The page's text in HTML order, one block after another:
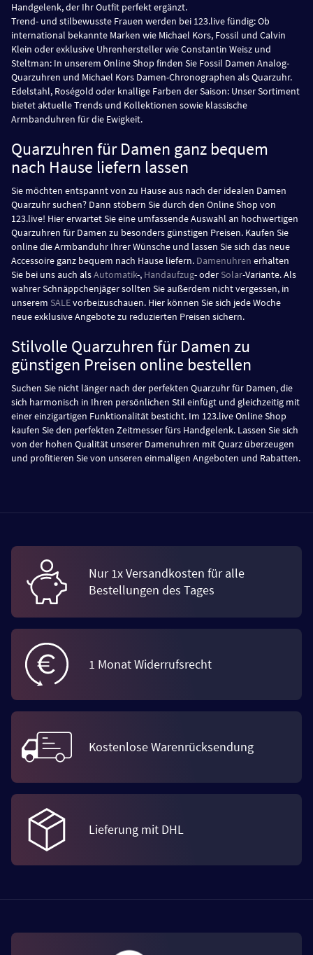
Handgelenk, der Ihr Outfit perfekt ergänzt.
Trend- und stilbewusste Frauen werden bei 123.live fündig: Ob
international bekannte Marken wie Michael Kors, Fossil und Calvin
Klein oder exklusive Uhrenhersteller wie Constantin Weisz und
Steltman: In unserem Online Shop finden Sie Fossil Damen Analog-
Quarzuhren und Michael Kors Damen-Chronographen als Quarzuhr.
Edelstahl, Roségold oder knallige Farben der Saison: Unser Sortiment
bietet aktuelle Trends und Kollektionen sowie klassische
Armbanduhren für die Ewigkeit.
Quarzuhren für Damen ganz bequem
nach Hause liefern lassen
Sie möchten entspannt von zu Hause aus nach der idealen Damen
Quarzuhr suchen? Dann stöbern Sie durch den Online Shop von
123.live! Hier erwartet Sie eine umfassende Auswahl an hochwertigen
Quarzuhren für Damen zu besonders günstigen Preisen. Kaufen Sie
online die Armbanduhr Ihrer Wünsche und lassen Sie sich das neue
Accessoire ganz bequem nach Hause liefern. Damenuhren erhalten
Sie bei uns auch alsAutomatik-, Handaufzug- oder Solar-Variante. Als
wahrer Schnäppchenjäger sollten Sie außerdem nicht vergessen, in
unserem SALEvorbeizuschauen. Hier können Sie sich jede Woche
neue exklusive Angebote zu reduzierten Preisen sichern.
Stilvolle Quarzuhren für Damen zu
günstigen Preisen online bestellen
Suchen Sie nicht länger nach der perfekten Quarzuhr für Damen, die
sich harmonisch in Ihren persönlichen Stil einfügt und gleichzeitig mit
einer einzigartigen Funktionalität besticht. Im 123.live Online Shop
kaufen Sie den perfekten Zeitmesser fürs Handgelenk. Lassen Sie sich
von der hohen Qualität unserer Damenuhren mit Quarz überzeugen
und profitieren Sie von unseren einmaligen Angeboten und Rabatten.
Nur 1x Versandkosten für alle
Bestellungen des Tages
1 Monat Widerrufsrecht
Kostenlose Warenrücksendung
Lieferung mit DHL